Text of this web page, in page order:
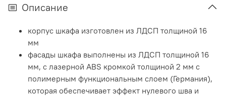
Описание
корпус шкафа изготовлен из ЛДСП толщиной 16
мм
фасады шкафа выполнены из ЛДСП толщиной 16
мм, с лазерной ABS кромкой толщиной 2 мм с
полимерным функциональным слоем (Германия),
которая обеспечивает эффект нулевого шва и